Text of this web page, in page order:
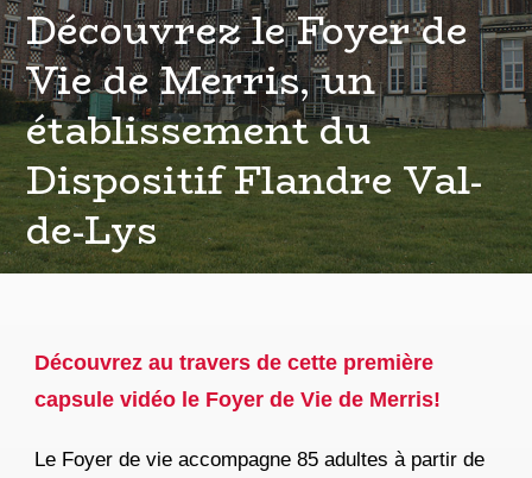
Découvrez le Foyer de
Vie de Merris, un
établissement du
Dispositif Flandre Val-
de-Lys
Découvrez au travers de cette première
capsule vidéo le Foyer de Vie de Merris!
Le Foyer de vie accompagne 85 adultes à partir de